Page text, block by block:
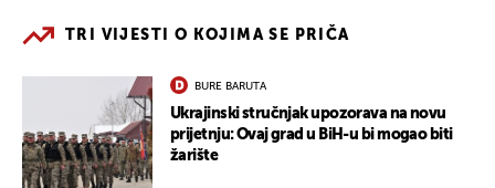
TRI VIJESTI O KOJIMA SE PRIČA
BURE BARUTA
Ukrajinski stručnjak upozorava na novu
prijetnju: Ovaj grad u BiH-u bi mogao biti
žarište